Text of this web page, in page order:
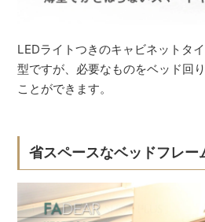
LEDライトつきのキャビネットタ
型ですが、必要なものをベッド回
ことができます。
省スペースなベッドフレー